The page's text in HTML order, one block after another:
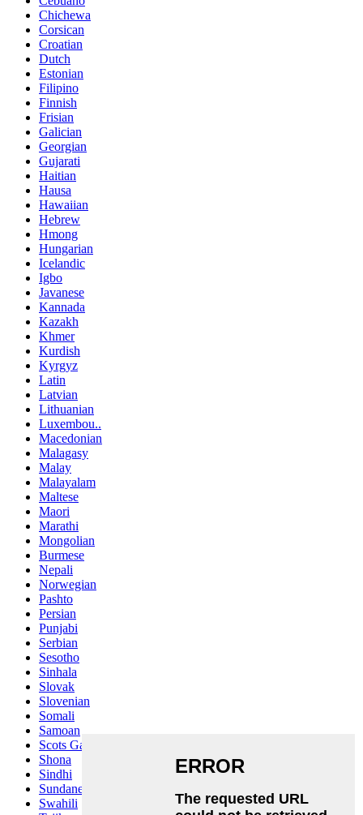
Chichewa
Corsican
Croatian
Dutch
Estonian
Filipino
Finnish
Frisian
Galician
Georgian
Gujarati
Haitian
Hausa
Hawaiian
Hebrew
Hmong
Hungarian
Icelandic
Igbo
Javanese
Kannada
Kazakh
Khmer
Kurdish
Kyrgyz
Latin
Latvian
Lithuanian
Luxembou..
Macedonian
Malagasy
Malay
Malayalam
Maltese
Maori
Marathi
Mongolian
Burmese
Nepali
Norwegian
Pashto
Persian
Punjabi
Serbian
Sesotho
Sinhala
Slovak
Slovenian
Somali
Samoan
Scots Gaelic
Shona
Sindhi
Sundanese
Swahili